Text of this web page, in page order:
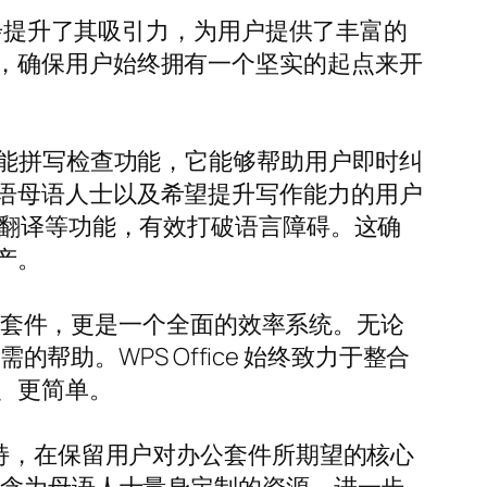
升了其吸引力，为用户提供了丰富的
确保用户始终拥有一个坚实的起点来开
写检查功能，它能够帮助用户即时纠
母语人士以及希望提升写作能力的用户
译等功能，有效打破语言障碍。这确
件，更是一个全面的效率系统。无论
的帮助。WPS Office 始终致力于整合
简单。
在保留用户对办公套件所期望的核心